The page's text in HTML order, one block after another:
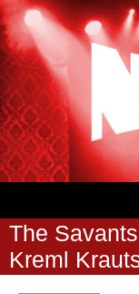
Zum
Inhalt
springen
The
Kreml